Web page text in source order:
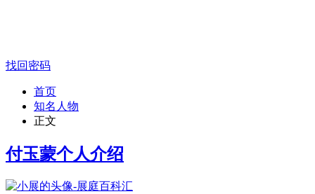
找回密码
首页
知名人物
正文
付玉蒙个人介绍